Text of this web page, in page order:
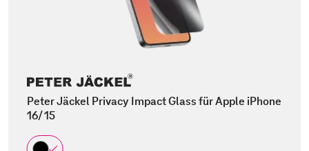
Peter Jäckel Privacy Impact Glass für Apple iPhone
16/ 15